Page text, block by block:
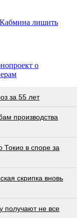
лишить
о
за 55 лет
производства
в споре за
скрипка вновь
получают не все